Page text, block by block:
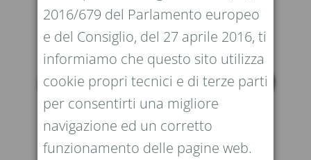
2016/679 del Parlamento europeo
e del Consiglio, del 27 aprile 2016, ti
informiamo che questo sito utilizza
cookie propri tecnici e di terze parti
per consentirti una migliore
navigazione ed un corretto
funzionamento delle pagine web.